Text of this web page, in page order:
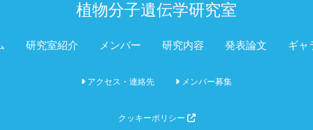
植物分子遺伝学研究室
研究室紹介 メンバー 研究内容 発表論文 ギャ
アクセス・連絡先 メンバー募集
クッキーポリシー